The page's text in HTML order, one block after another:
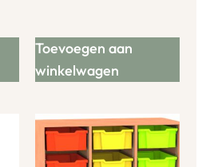
Toevoegen aan
winkelwagen